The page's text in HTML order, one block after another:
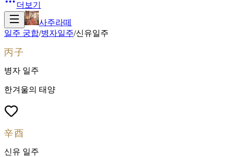
더보기
사주라떼
일주 궁합/병자일주/신유일주
丙子
병자 일주
한겨울의 태양
辛酉
신유 일주